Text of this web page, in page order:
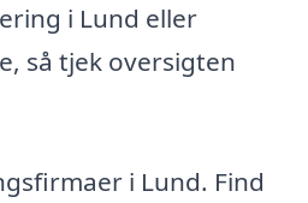
i Lund eller
så tjek oversigten
i Lund. Find